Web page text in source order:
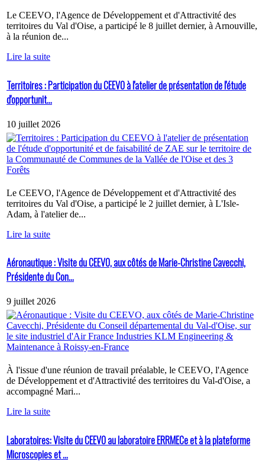
Le CEEVO, l'Agence de Développement et d'Attractivité des
territoires du Val d'Oise, a participé le 8 juillet dernier, à Arnouville,
à la réunion de...
Lire la suite
Territoires : Participation du CEEVO à l'atelier de présentation de l'étude
d'opportunit...
10 juillet 2026
Le CEEVO, l'Agence de Développement et d'Attractivité des
territoires du Val d'Oise, a participé le 2 juillet dernier, à L'Isle-
Adam, à l'atelier de...
Lire la suite
Aéronautique : Visite du CEEVO, aux côtés de Marie-Christine Cavecchi,
Présidente du Con...
9 juillet 2026
À l'issue d'une réunion de travail préalable, le CEEVO, l'Agence
de Développement et d'Attractivité des territoires du Val-d'Oise, a
accompagné Mari...
Lire la suite
Laboratoires: Visite du CEEVO au laboratoire ERRMECe et à la plateforme
Microscopies et ...